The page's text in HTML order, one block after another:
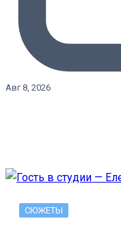
Авг 8, 2026
СЮЖЕТЫ